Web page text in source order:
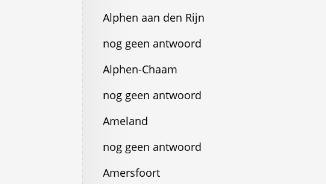
Alphen aan den Rijn
nog geen antwoord
Alphen-Chaam
nog geen antwoord
Ameland
nog geen antwoord
Amersfoort